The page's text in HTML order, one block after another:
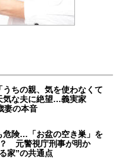
うちの親、気を使わなくて
な夫に絶望…義実家
妻の本音
危険…「お盆の空き巣」を
元警視庁刑事が明か
家”の共通点